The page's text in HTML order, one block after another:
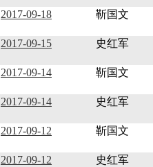
2017-09-18 靳国文
2017-09-15 史红军
2017-09-14 靳国文
2017-09-14 史红军
2017-09-12 靳国文
2017-09-12 史红军